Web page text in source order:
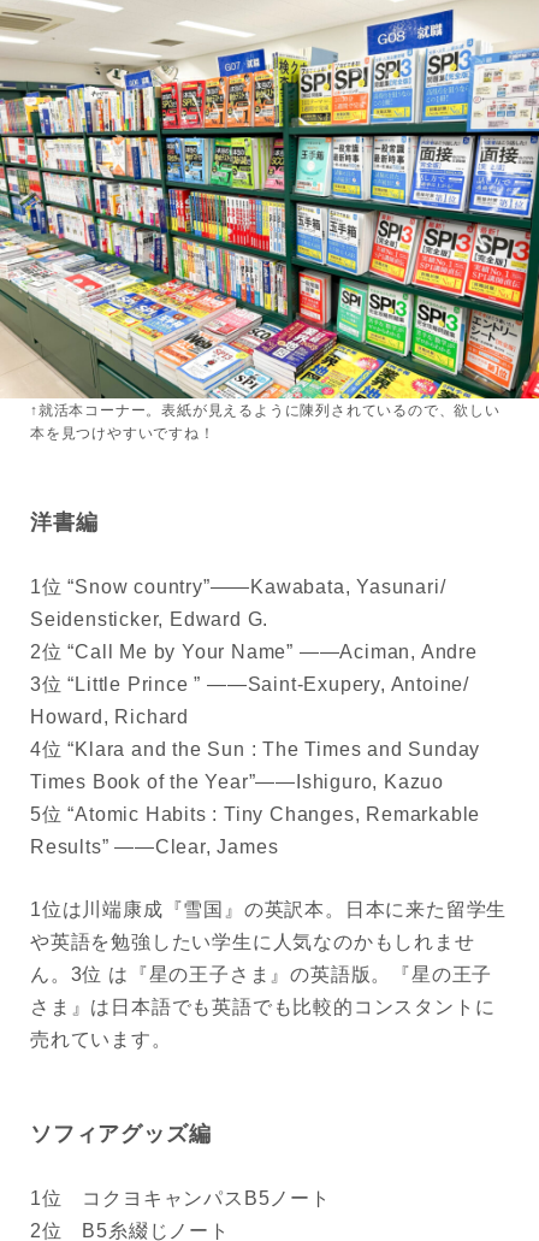
↑就活本コーナー。表紙が見えるように陳列されているので、欲しい
本を見つけやすいですね！
洋書編
1位 “Snow country”――Kawabata, Yasunari/
Seidensticker, Edward G.
2位 “Call Me by Your Name” ――Aciman, Andre
3位 “Little Prince ” ――Saint-Exupery, Antoine/
Howard, Richard
4位 “Klara and the Sun : The Times and Sunday
Times Book of the Year”――Ishiguro, Kazuo
5位 “Atomic Habits : Tiny Changes, Remarkable
Results” ――Clear, James
1位は川端康成『雪国』の英訳本。日本に来た留学生
や英語を勉強したい学生に人気なのかもしれませ
ん。3位 は『星の王子さま』の英語版。『星の王子
さま』は日本語でも英語でも比較的コンスタントに
売れています。
ソフィアグッズ編
1位 コクヨキャンパスB5ノート
2位 B5糸綴じノート